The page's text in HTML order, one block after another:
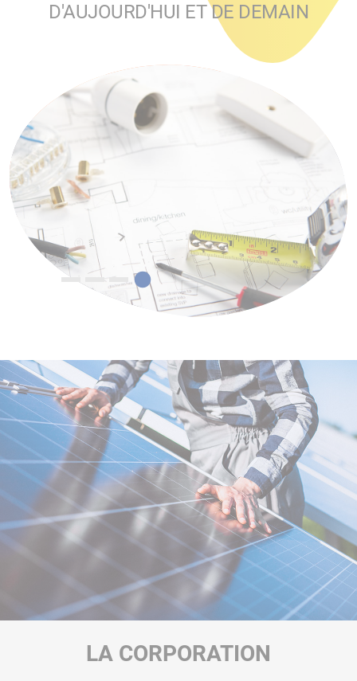
D'AUJOURD'HUI ET DE DEMAIN
LA CORPORATION